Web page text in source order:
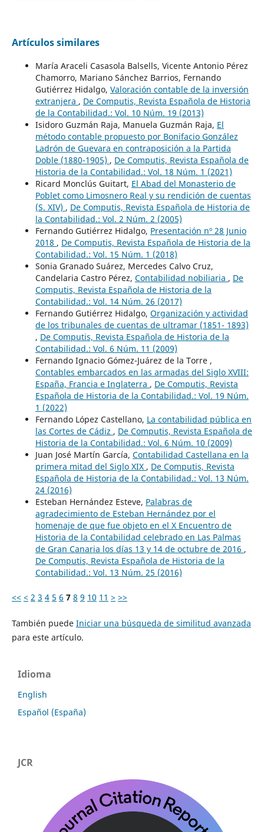
Artículos similares
María Araceli Casasola Balsells, Vicente Antonio Pérez
Chamorro, Mariano Sánchez Barrios, Fernando
Gutiérrez Hidalgo, Valoración contable de la inversión
extranjera , De Computis, Revista Española de Historia
de la Contabilidad.: Vol. 10 Núm. 19 (2013)
Isidoro Guzmán Raja, Manuela Guzmán Raja, El
método contable propuesto por Bonifacio González
Ladrón de Guevara en contraposición a la Partida
Doble (1880-1905) , De Computis, Revista Española de
Historia de la Contabilidad.: Vol. 18 Núm. 1 (2021)
Ricard Monclús Guitart, El Abad del Monasterio de
Poblet como Limosnero Real y su rendición de cuentas
(S. XIV) , De Computis, Revista Española de Historia de
la Contabilidad.: Vol. 2 Núm. 2 (2005)
Fernando Gutiérrez Hidalgo, Presentación nº 28 Junio
2018 , De Computis, Revista Española de Historia de la
Contabilidad.: Vol. 15 Núm. 1 (2018)
Sonia Granado Suárez, Mercedes Calvo Cruz,
Candelaria Castro Pérez, Contabilidad nobiliaria , De
Computis, Revista Española de Historia de la
Contabilidad.: Vol. 14 Núm. 26 (2017)
Fernando Gutiérrez Hidalgo, Organización y actividad
de los tribunales de cuentas de ultramar (1851- 1893)
, De Computis, Revista Española de Historia de la
Contabilidad.: Vol. 6 Núm. 11 (2009)
Fernando Ignacio Gómez-Juárez de la Torre ,
Contables embarcados en las armadas del Siglo XVIII:
España, Francia e Inglaterra , De Computis, Revista
Española de Historia de la Contabilidad.: Vol. 19 Núm.
1 (2022)
Fernando López Castellano, La contabilidad pública en
las Cortes de Cádiz , De Computis, Revista Española de
Historia de la Contabilidad.: Vol. 6 Núm. 10 (2009)
Juan José Martín García, Contabilidad Castellana en la
primera mitad del Siglo XIX , De Computis, Revista
Española de Historia de la Contabilidad.: Vol. 13 Núm.
24 (2016)
Esteban Hernández Esteve, Palabras de
agradecimiento de Esteban Hernández por el
homenaje de que fue objeto en el X Encuentro de
Historia de la Contabilidad celebrado en Las Palmas
de Gran Canaria los días 13 y 14 de octubre de 2016 ,
De Computis, Revista Española de Historia de la
Contabilidad.: Vol. 13 Núm. 25 (2016)
<< < 2 3 4 5 6 7 8 9 10 11 > >>
También puede Iniciar una búsqueda de similitud avanzada
para este artículo.
Idioma
English
Español (España)
JCR